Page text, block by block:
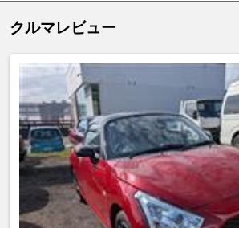
クルマレビュー